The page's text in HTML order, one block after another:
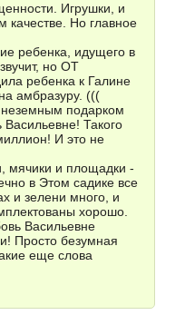
Игрушки, и
качестве. Но главное
ребенка, идущего в
но ОТ
ребенка к Галине
амбразуру. (((
неземным подарком
Такого
И это не
мячики и площадки -
в Этом садике все
и зелени много, и
хорошо.
Васильевне
Просто безумная
еще слова